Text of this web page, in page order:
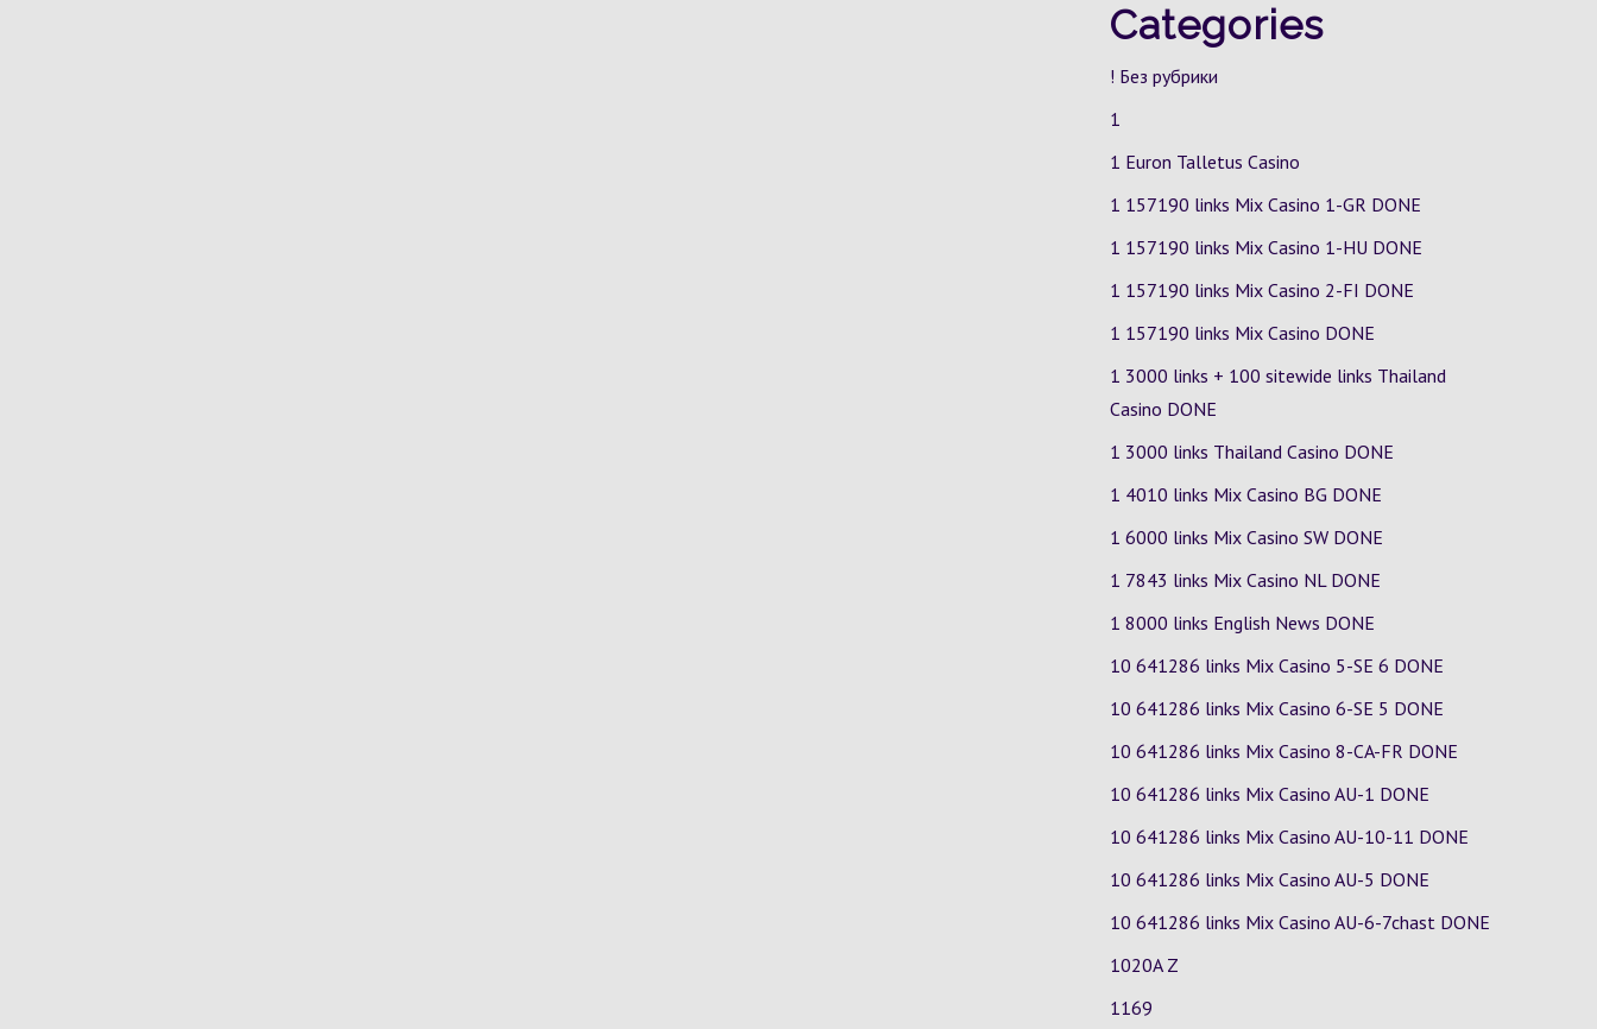
Categories
! Без рубрики
1
1 Euron Talletus Casino
1 157190 links Mix Casino 1-GR DONE
1 157190 links Mix Casino 1-HU DONE
1 157190 links Mix Casino 2-FI DONE
1 157190 links Mix Casino DONE
1 3000 links + 100 sitewide links Thailand
Casino DONE
1 3000 links Thailand Casino DONE
1 4010 links Mix Casino BG DONE
1 6000 links Mix Casino SW DONE
1 7843 links Mix Casino NL DONE
1 8000 links English News DONE
10 641286 links Mix Casino 5-SE 6 DONE
10 641286 links Mix Casino 6-SE 5 DONE
10 641286 links Mix Casino 8-CA-FR DONE
10 641286 links Mix Casino AU-1 DONE
10 641286 links Mix Casino AU-10-11 DONE
10 641286 links Mix Casino AU-5 DONE
10 641286 links Mix Casino AU-6-7chast DONE
1020A Z
1169